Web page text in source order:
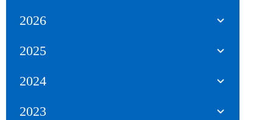
2026
2025
2024
2023